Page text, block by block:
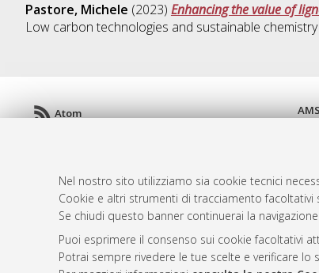
Nel nostro sito utilizziamo sia cookie tecnici
Cookie e altri strumenti di tracciamento
Se chiudi questo banner continuerai la
Puoi esprimere il consenso sui cookie facoltativi
Potrai sempre rivedere le tue scelte e verificare
Pastore, Michele (2023) Enhancing the value of
Low carbon technologies and sustainable
Atom
© ALMA MATER STUDIORUM -